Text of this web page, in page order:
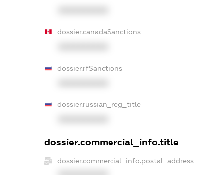
dossier.canadaSanctions
dossier.rfSanctions
dossier.russian_reg_title
dossier.commercial_info.title
dossier.commercial_info.postal_address